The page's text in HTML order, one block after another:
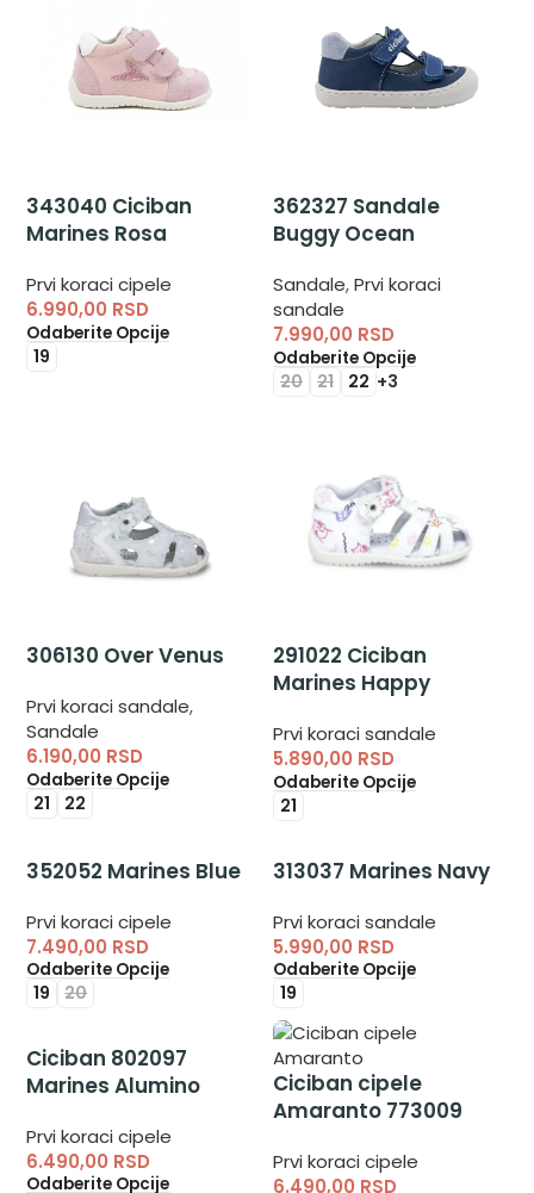
343040 Ciciban
Marines Rosa
Prvi koraci cipele
6.990,00 RSD
Odaberite Opcije
19
362327 Sandale
Buggy Ocean
Sandale,Prvi koraci
sandale
7.990,00 RSD
Odaberite Opcije
20 21 22 +3
306130 Over Venus
Prvi koraci sandale,
Sandale
6.190,00 RSD
Odaberite Opcije
21 22
291022 Ciciban
Marines Happy
Prvi koraci sandale
5.890,00 RSD
Odaberite Opcije
21
352052 Marines Blue
Prvi koraci cipele
7.490,00 RSD
Odaberite Opcije
19 20
313037 Marines Navy
Prvi koraci sandale
5.990,00 RSD
Odaberite Opcije
19
Ciciban 802097
Marines Alumino
Prvi koraci cipele
6.490,00 RSD
Odaberite Opcije
Ciciban cipele
Amaranto 773009
Prvi koraci cipele
6.490,00 RSD